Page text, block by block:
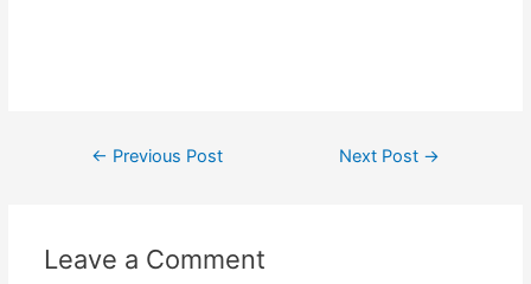
Post← Previous Post Next Post →
Leave a Comment